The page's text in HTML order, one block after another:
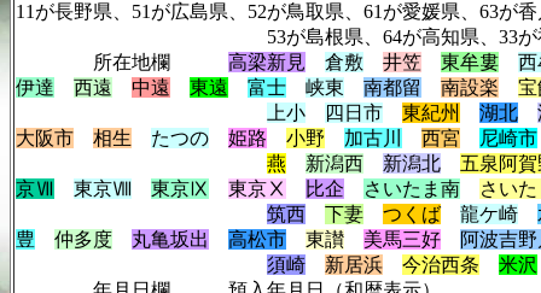
11が長野県、51が広島県、52が鳥取県、61が愛媛県、63が
53が島根県、64が高知県、33が福井
所在地欄 高梁新見 倉敷 井笠 東牟婁
西
伊達
西遠 中遠 東遠 富士 峡東 南都留 南設楽
宝
上小
四日市 東紀州 湖北
大阪市
相生 たつの 姫路 小野 加古川 西宮
尼崎市
燕
新潟西 新潟北
五泉阿賀
京Ⅶ
東京Ⅷ 東京Ⅸ 東京Ⅹ 比企 さいたま南
さい
筑西
下妻 つくば 龍ケ崎
豊
仲多度 丸亀坂出 高松市 東讃 美馬三好
阿波吉
須崎
新居浜 今治西条
米沢